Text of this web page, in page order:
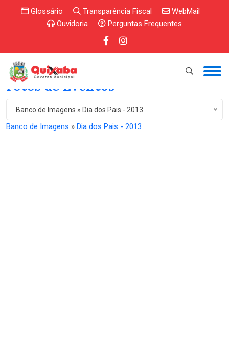
Glossário Transparência Fiscal
WebMail
Ouvidoria
Perguntas Frequentes
Fotos de Eventos
Banco de Imagens » Dia dos Pais - 2013
Banco de Imagens » Dia dos Pais - 2013